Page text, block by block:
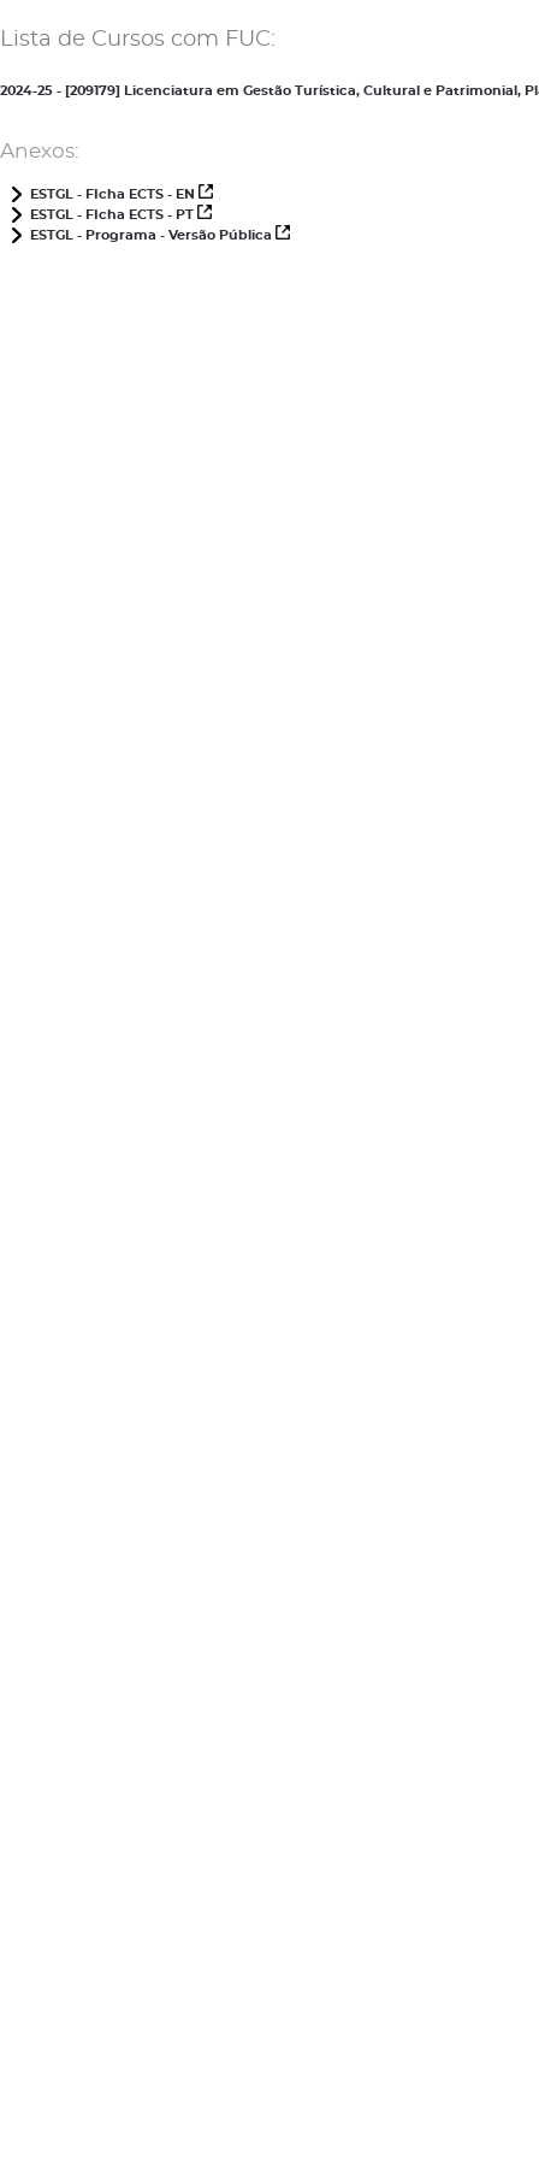
Lista de Cursos com FUC:
2024-25 - [209179] Licenciatura em Gestão Turística, Cultural e Patrimonial,
Anexos:
ESTGL - FIcha ECTS - EN
ESTGL - FIcha ECTS - PT
ESTGL - Programa - Versão Pública